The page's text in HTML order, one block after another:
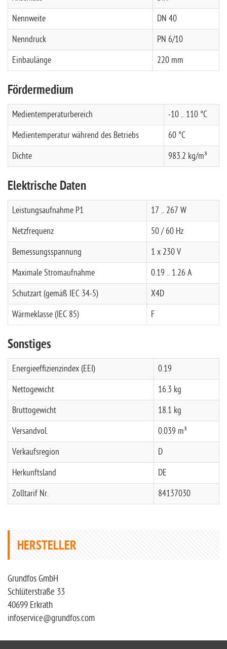
Nennweite DN 40
Nenndruck PN 6/10
Einbaulänge 220 mm
Fördermedium
Medientemperaturbereich -10 .. 110 °C
Medientemperatur während des Betriebs 60 °C
Dichte 983.2 kg/m³
Elektrische Daten
Leistungsaufnahme P1 17 .. 267 W
Netzfrequenz 50 / 60 Hz
Bemessungsspannung 1 x 230 V
Maximale Stromaufnahme 0.19 .. 1.26 A
Schutzart (gemäß IEC 34-5) X4D
Wärmeklasse (IEC 85) F
Sonstiges
Energieeffizienzindex (EEI) 0.19
Nettogewicht 16.3 kg
Bruttogewicht 18.1 kg
Versandvol. 0.039 m³
Verkaufsregion D
Herkunftsland DE
Zolltarif Nr. 84137030
HERSTELLER
Grundfos GmbH
Schlüterstraße 33
40699 Erkrath
infoservice@grundfos.com